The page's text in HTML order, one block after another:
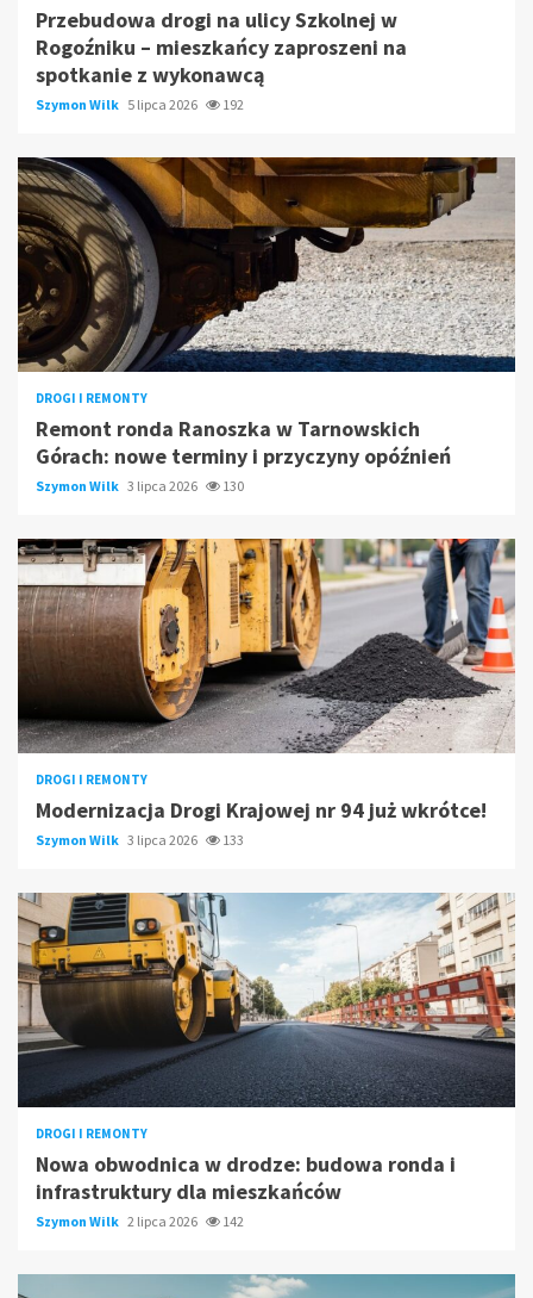
Przebudowa drogi na ulicy Szkolnej w
Rogoźniku – mieszkańcy zaproszeni na
spotkanie z wykonawcą
Szymon Wilk 5 lipca 2026 192
DROGI I REMONTY
Remont ronda Ranoszka w Tarnowskich
Górach: nowe terminy i przyczyny opóźnień
Szymon Wilk 3 lipca 2026 130
DROGI I REMONTY
Modernizacja Drogi Krajowej nr 94 już wkrótce!
Szymon Wilk 3 lipca 2026 133
DROGI I REMONTY
Nowa obwodnica w drodze: budowa ronda i
infrastruktury dla mieszkańców
Szymon Wilk 2 lipca 2026 142